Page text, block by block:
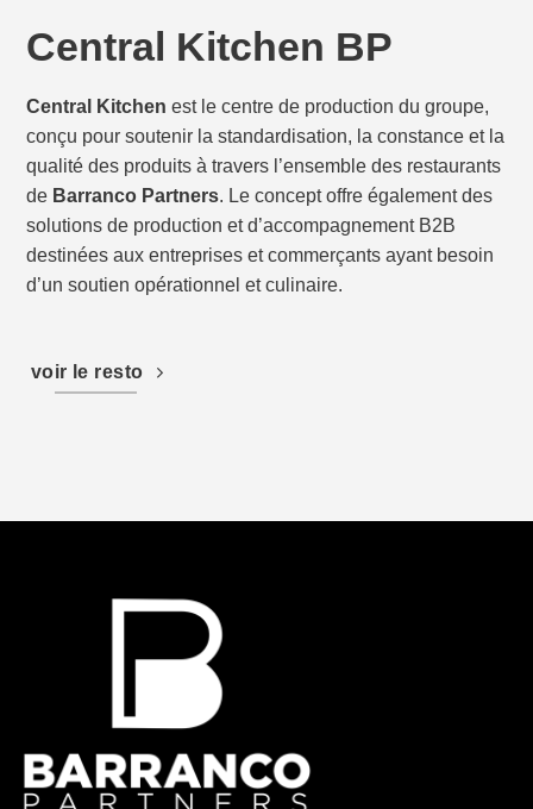
Central Kitchen BP
Central Kitchen est le centre de production du groupe,
conçu pour soutenir la standardisation, la constance et la
qualité des produits à travers l’ensemble des restaurants
de Barranco Partners. Le concept offre également des
solutions de production et d’accompagnement B2B
destinées aux entreprises et commerçants ayant besoin
d’un soutien opérationnel et culinaire.
voir le resto